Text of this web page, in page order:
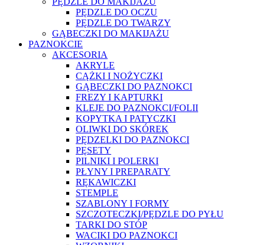
PĘDZLE DO OCZU
PĘDZLE DO TWARZY
GĄBECZKI DO MAKIJAŻU
PAZNOKCIE
AKCESORIA
AKRYLE
CĄŻKI I NOŻYCZKI
GĄBECZKI DO PAZNOKCI
FREZY I KAPTURKI
KLEJE DO PAZNOKCI/FOLII
KOPYTKA I PATYCZKI
OLIWKI DO SKÓREK
PĘDZELKI DO PAZNOKCI
PĘSETY
PILNIKI I POLERKI
PŁYNY I PREPARATY
RĘKAWICZKI
STEMPLE
SZABLONY I FORMY
SZCZOTECZKI/PĘDZLE DO PYŁU
TARKI DO STÓP
WACIKI DO PAZNOKCI